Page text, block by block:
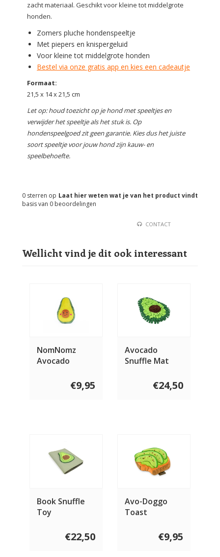
zacht materiaal. Geschikt voor kleine tot middelgrote
honden.
Zomers pluche hondenspeeltje
Met piepers en knispergeluid
Voor kleine tot middelgrote honden
Bestel via onze gratis app en kies een cadeautje
Formaat:
21,5 x 14 x 21,5 cm
Let op: houd toezicht op je hond met speeltjes en
verwijder het speeltje als het stuk is. Op
hondenspeelgoed zit geen garantie. Kies dus het juiste
soort speeltje voor jouw hond zijn kauw- en
speelbehoefte.
Laat hier weten wat je van het product vindt
0 sterren op
basis van 0 beoordelingen
CONTACT
Wellicht vind je dit ook interessant
NomNomz
Avocado
€9,95
Avocado
Snuffle Mat
€24,50
Book Snuffle
Toy
€22,50
Avo-Doggo
Toast
€9,95